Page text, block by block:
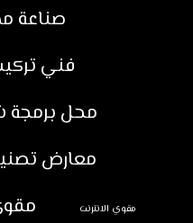
صناعة
فني
محل برمجة
معارض
مقوي الانترنت